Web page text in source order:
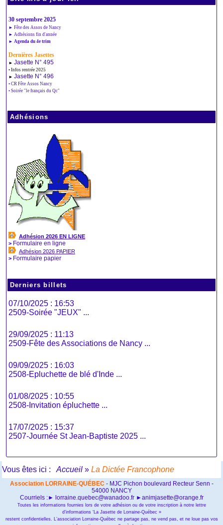
30 septembre 2025
► Fête des Assos de Nancy
► Adhésions fin d'année
► Agenda du 4e trim
Dernières Jasettes
► Jasette N° 495
• Infos rentrée 2025
► Jasette N° 496
• CR Fête Assos Nancy
• Soirée "le français du Qc"
Adhésions
Adhésion 2026 EN LIGNE
> Formulaire en ligne
Adhésion 2026 PAPIER
> Formulaire papier
Derniers billets
07/10/2025 : 16:53
2509-Soirée "JEUX" ...
29/09/2025 : 11:13
2509-Fête des Associations de Nancy ...
09/09/2025 : 16:03
2508-Epluchette de blé d'Inde ...
01/08/2025 : 10:55
2508-Invitation épluchette ...
17/07/2025 : 15:37
2507-Journée St Jean-Baptiste 2025 ...
Vous êtes ici : Accueil » La Dictée Francophone
Association LORRAINE-QUÉBEC- MJC Pichon boulevard Recteur Senn -
54000 NANCY
Courriels :► lorraine.quebec@wanadoo.fr ►animjasette@orange.fr
Toutes les informations fournies lors de votre adhésion ou de votre inscription à notre lettre
d’informations ‘La Jasette de Lorraine-Québec »
restent confidentielles. L’association Lorraine-Québec ne partage pas, ne vend pas, et ne loue pas vos